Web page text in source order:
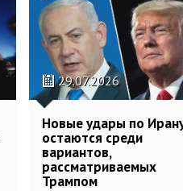
29.07.2026
Новые удары по
остаются среди
вариантов,
рассматриваемых
Трампом